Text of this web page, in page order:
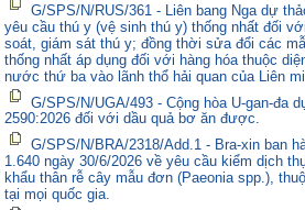
G/SPS/N/RUS/361 - Liên bang Nga dự
yêu cầu thú y (vệ sinh thú y) thống nhất đối
soát, giám sát thú y; đồng thời sửa đổi các
thống nhất áp dụng đối với hàng hóa thuộc
nước thứ ba vào lãnh thổ hải quan của Liên
G/SPS/N/UGA/493 - Cộng hòa U-gan-đa
2590:2026 đối với dầu quả bơ ăn được.
G/SPS/N/BRA/2318/Add.1 - Bra-xin ban
1.640 ngày 30/6/2026 về yêu cầu kiểm dịch
khẩu thân rễ cây mẫu đơn (Paeonia spp.),
tại mọi quốc gia.